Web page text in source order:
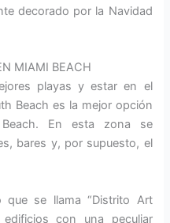
decorado por la Navidad
MIAMI BEACH
playas y estar en el
Beach es la mejor opción
En esta zona se
bares y, por supuesto, el
que se llama “Distrito Art
con una peculiar